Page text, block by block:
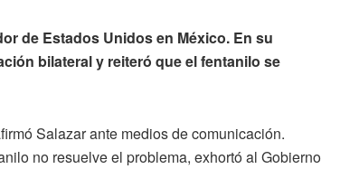
de Estados Unidos en México. En su
bilateral y reiteró que el fentanilo se
Salazar ante medios de comunicación.
no resuelve el problema, exhortó al Gobierno